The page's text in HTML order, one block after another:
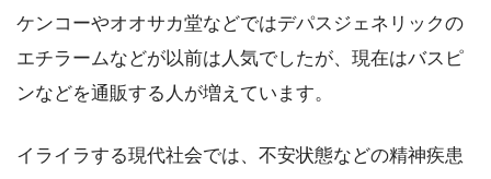
ケンコーやオオサカ堂などではデパスジェネリックの
エチラームなどが以前は人気でしたが、現在はバスピ
ンなどを通販する人が増えています。
イライラする現代社会では、不安状態などの精神疾患